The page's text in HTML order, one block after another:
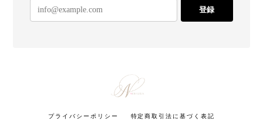
登録
プライバシーポリシー 特定商取引法に基づく表記